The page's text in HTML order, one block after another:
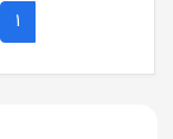
1